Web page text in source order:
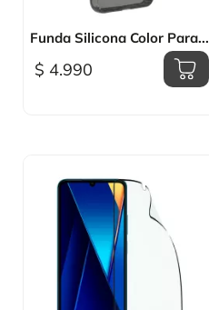
Vista rápida
Funda Silicona Color Para...
$ 4.990